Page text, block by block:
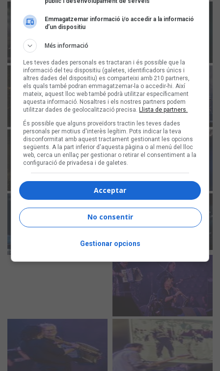
Emmagatzemar informació i/o accedir a la informació
d’un dispositiu
Més informació
Les teves dades personals es tractaran i és possible que la
informació del teu dispositiu (galetes, identificadors únics i
altres dades del dispositiu) es comparteixi amb 210 partners,
els quals també podran emmagatzemar-la o accedir-hi. Així
mateix, aquest lloc web també podrà utilitzar específicament
aquesta informació. Nosaltres i els nostres partners podem
utilitzar dades de geolocalització precisa.Llista de partners.
És possible que alguns proveïdors tractin les teves dades
personals per motius d'interès legítim. Pots indicar la teva
disconformitat amb aquest tractament gestionant les opcions
següents. A la part inferior d'aquesta pàgina o al menú del lloc
web, cerca un enllaç per gestionar o retirar el consentiment a la
configuració de privadesa i de galetes.
Acceptar
No consentir
Gestionar opcions